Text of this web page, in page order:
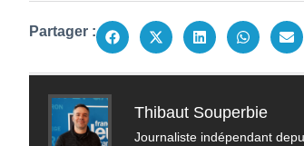
Partager :
Thibaut Souperbie
Journaliste indépendant